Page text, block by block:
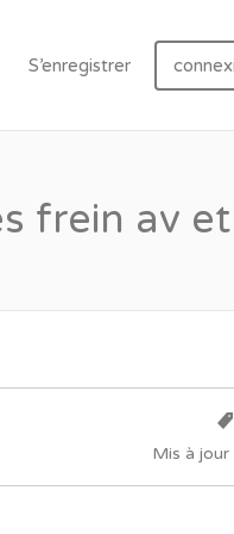
S’enregistrer
frein av
Mis à jour